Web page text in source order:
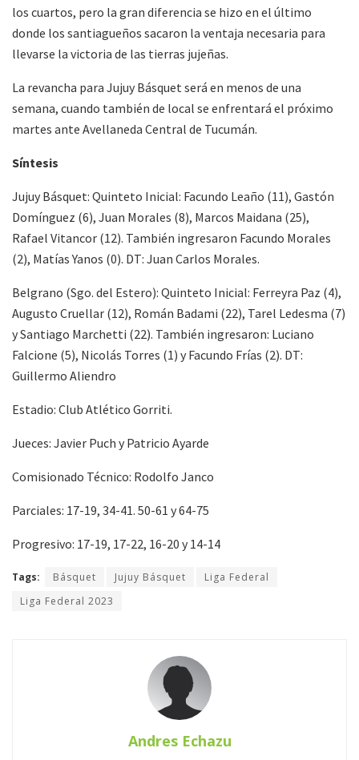
los cuartos, pero la gran diferencia se hizo en el último
donde los santiagueños sacaron la ventaja necesaria para
llevarse la victoria de las tierras jujeñas.
La revancha para Jujuy Básquet será en menos de una
semana, cuando también de local se enfrentará el próximo
martes ante Avellaneda Central de Tucumán.
Síntesis
Jujuy Básquet: Quinteto Inicial: Facundo Leaño (11), Gastón
Domínguez (6), Juan Morales (8), Marcos Maidana (25),
Rafael Vitancor (12). También ingresaron Facundo Morales
(2), Matías Yanos (0). DT: Juan Carlos Morales.
Belgrano (Sgo. del Estero): Quinteto Inicial: Ferreyra Paz (4),
Augusto Cruellar (12), Román Badami (22), Tarel Ledesma (7)
y Santiago Marchetti (22). También ingresaron: Luciano
Falcione (5), Nicolás Torres (1) y Facundo Frías (2). DT:
Guillermo Aliendro
Estadio: Club Atlético Gorriti.
Jueces: Javier Puch y Patricio Ayarde
Comisionado Técnico: Rodolfo Janco
Parciales: 17-19, 34-41. 50-61 y 64-75
Progresivo: 17-19, 17-22, 16-20 y 14-14
Tags: Básquet Jujuy Básquet
Liga Federal
Liga Federal 2023
Andres Echazu